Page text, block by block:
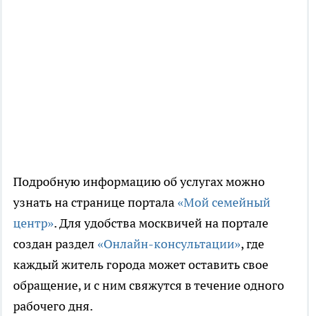
Подробную информацию об услугах можно
узнать на странице портала «Мой семейный
центр». Для удобства москвичей на портале
создан раздел «Онлайн-консультации», где
каждый житель города может оставить свое
обращение, и с ним свяжутся в течение одного
рабочего дня.